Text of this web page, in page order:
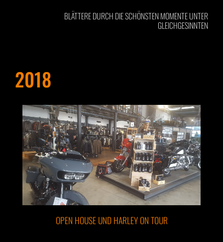
BLÄTTERE DURCH DIE SCHÖNSTEN MOMENTE UNTER
GLEICHGESINNTEN
2018
OPEN HOUSE UND HARLEY ON TOUR